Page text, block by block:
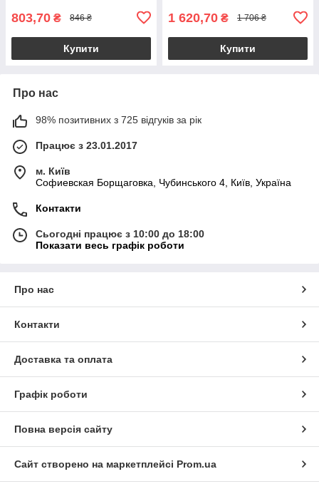
803,70 ₴ 846 ₴
Купити
1 620,70 ₴ 1 706 ₴
Купити
Про нас
98% позитивних з 725 відгуків за рік
Працює з 23.01.2017
м. Київ
Софиевская Борщаговка, Чубинського 4, Київ, Україна
Контакти
Сьогодні працює з 10:00 до 18:00
Показати весь графік роботи
Про нас
Контакти
Доставка та оплата
Графік роботи
Повна версія сайту
Сайт створено на маркетплейсі Prom.ua